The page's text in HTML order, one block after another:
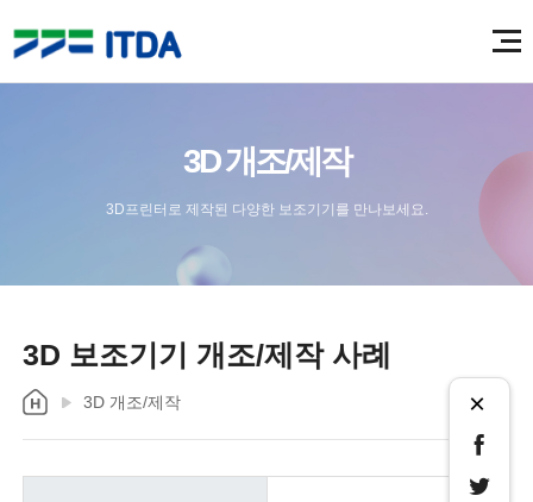
3D 개조/제작
3D프린터로 제작된 다양한 보조기기를 만나보세요.
3D 보조기기 개조/제작 사례
3D 개조/제작 ×